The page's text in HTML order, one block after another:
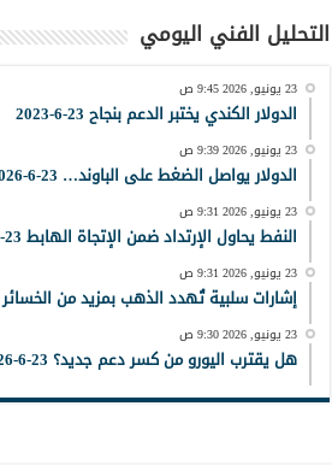
التحليل الفني اليومي
23 يونيو, 2026 9:45 ص
الدولار الكندي يختبر الدعم بنجاح 23-6-2023
23 يونيو, 2026 9:39 ص
الدولار يواصل الضغط على الباوند… 23-6-2026
23 يونيو, 2026 9:31 ص
النفط يحاول الإرتداد ضمن الإتجاة الهابط 23-6-2026
23 يونيو, 2026 9:31 ص
إشارات سلبية تُهدد الذهب بمزيد من الخسائر 23-6-2026
23 يونيو, 2026 9:30 ص
هل يقترب اليورو من كسر دعم جديد؟ 23-6-2026